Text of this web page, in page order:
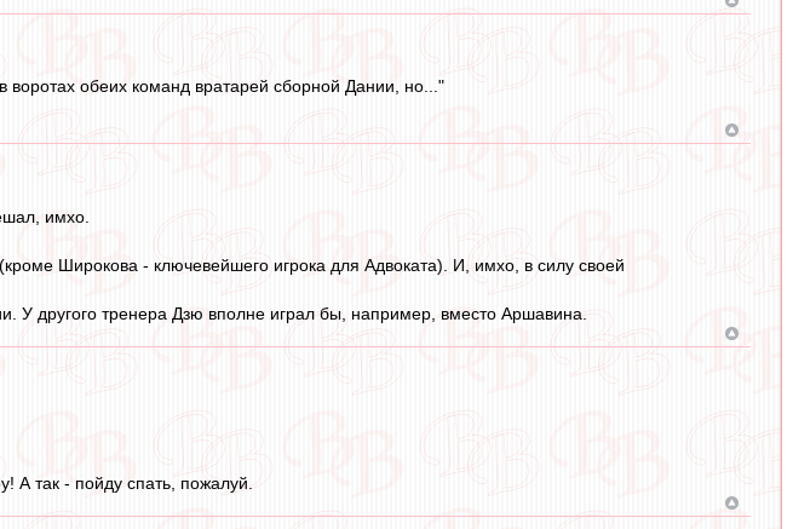
обеих команд вратарей сборной Дании, но..."
имхо.
Широкова - ключевейшего игрока для Адвоката). И, имхо, в силу своей
У другого тренера Дзю вполне играл бы, например, вместо Аршавина.
А так - пойду спать, пожалуй.